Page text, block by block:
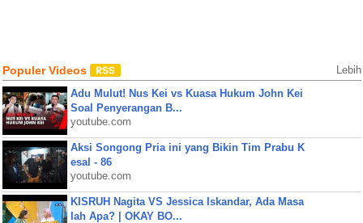
Populer Videos Lebih
Adu Mulut! Nus Kei vs Kuasa Hukum John Kei
Soal Penyerangan B...
youtube.com
Aksi Songong Pria ini yang Bikin Tim Prabu K
esal - 86
youtube.com
KISRUH Nagita VS Jessica Iskandar, Ada Masa
lah Apa? | OKAY BO...